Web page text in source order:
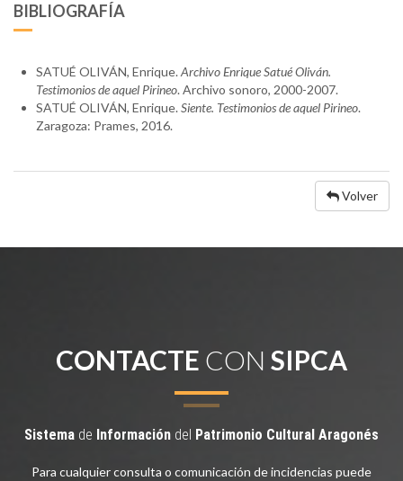
BIBLIOGRAFÍA
SATUÉ OLIVÁN, Enrique. Archivo Enrique Satué Oliván.
Testimonios de aquel Pirineo. Archivo sonoro, 2000-2007.
SATUÉ OLIVÁN, Enrique. Siente. Testimonios de aquel Pirineo.
Zaragoza: Prames, 2016.
Volver
CONTACTE CON SIPCA
Sistema de Información del Patrimonio Cultural Aragonés
Para cualquier consulta o comunicación de incidencias puede